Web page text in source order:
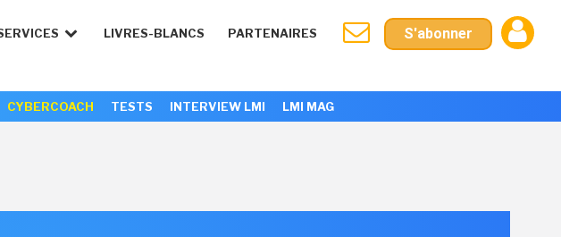
LIVRES-BLANCS PARTENAIRES S'abonner
CYBERCOACH TESTS INTERVIEW LMI LMI MAG